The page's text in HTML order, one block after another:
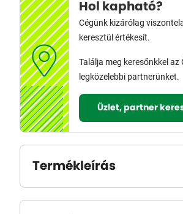
Hol kapható?
Cégünk kizárólag
keresztül értékesít.
Találja meg keresőnkkel az
legközelebbi partnerünket.
Üzlet, partner
Termékleírás